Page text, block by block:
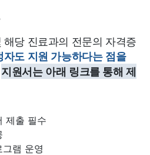
당 진료과의 전문의 자격증
자도 지원 가능하다는 점을
지원서는 아래 링크를 통해 제
제출 필수
램 운영